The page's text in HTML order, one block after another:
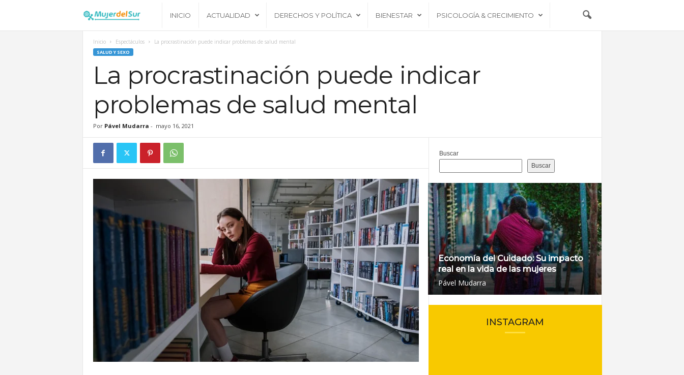
r
d
e
u
INICIO ACTUALIDAD DERECHOS Y POLÍTICA BIENESTAR PSICOLOGÍA & CRECIMIENTO
Inicio Espectáculos La procrastinación puede indicar problemas de salud mental
SALUD Y SEXO
La procrastinación puede indicar
problemas de salud mental
Por Pável Mudarra - mayo 16, 2021
Buscar
Buscar
Economía del Cuidado: Su impacto
real en la vida de las mujeres
Pável Mudarra
INSTAGRAM